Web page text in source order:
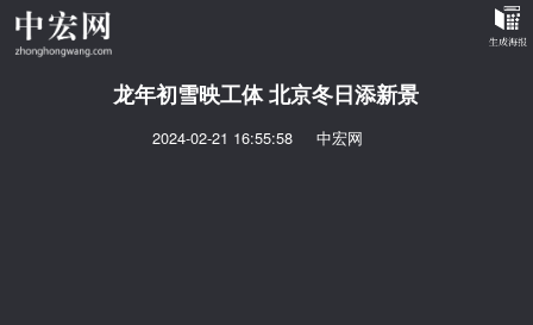
龙年初雪映工体 北京冬日添新景
2024-02-21 16:55:58 中宏网